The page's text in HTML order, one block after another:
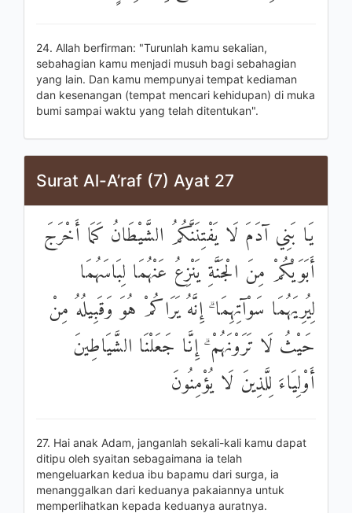
24. Allah berfirman: "Turunlah kamu sekalian,
sebahagian kamu menjadi musuh bagi sebahagian
yang lain. Dan kamu mempunyai tempat kediaman
dan kesenangan (tempat mencari kehidupan) di muka
bumi sampai waktu yang telah ditentukan".
Surat Al-A’raf (7) Ayat 27
يَا بَنِي آدَمَ لَا يَفْتِنَنَّكُمُ الشَّيْطَانُ كَمَا أَخْرَجَ
أَبَوَيْكُمْ مِنَ الْجَنَّةِ يَنْزِعُ عَنْهُمَا لِبَاسَهُمَا
لِيُرِيَهُمَا سَوْآتِهِمَا ۗ إِنَّهُ يَرَاكُمْ هُوَ وَقَبِيلُهُ مِنْ
حَيْثُ لَا تَرَوْنَهُمْ ۗ إِنَّا جَعَلْنَا الشَّيَاطِينَ
أَوْلِيَاءَ لِلَّذِينَ لَا يُؤْمِنُونَ
27. Hai anak Adam, janganlah sekali-kali kamu dapat
ditipu oleh syaitan sebagaimana ia telah
mengeluarkan kedua ibu bapamu dari surga, ia
menanggalkan dari keduanya pakaiannya untuk
memperlihatkan kepada keduanya auratnya.